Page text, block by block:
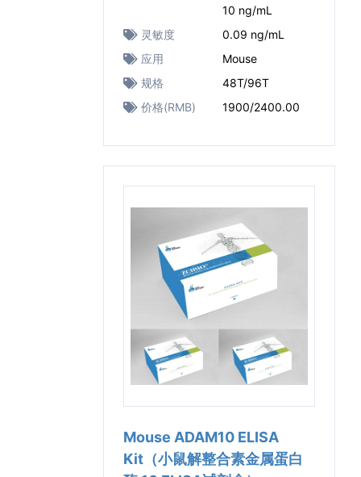
10 ng/mL
灵敏度
0.09 ng/mL
应用
Mouse
规格
48T/96T
价格(RMB)
1900/2400.00
Mouse ADAM10 ELISA
Kit（小鼠解整合素金属蛋白